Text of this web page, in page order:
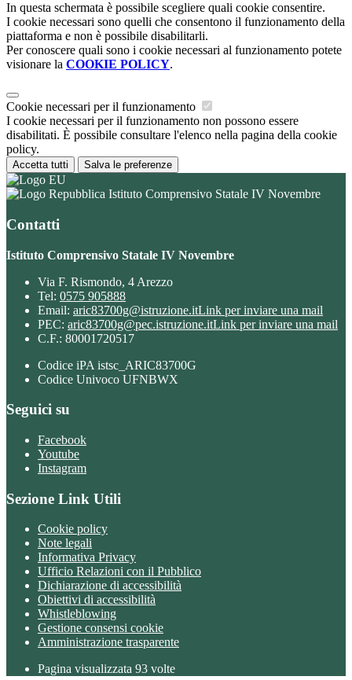
In questa schermata è possibile scegliere quali cookie consentire.
I cookie necessari sono quelli che consentono il funzionamento della
piattaforma e non è possibile disabilitarli.
Per conoscere quali sono i cookie necessari al funzionamento potete
visionare la COOKIE POLICY.
Cookie necessari per il funzionamento
I cookie necessari per il funzionamento non possono essere
disabilitati. È possibile consultare l'elenco nella pagina della cookie
policy.
Accetta tutti Salva le preferenze
Istituto Comprensivo Statale IV Novembre
Contatti
Istituto Comprensivo Statale IV Novembre
Via F. Rismondo, 4 Arezzo
Tel: 0575 905888
Email: aric83700g@istruzione.itLink per inviare una mail
PEC: aric83700g@pec.istruzione.itLink per inviare una mail
C.F.: 80001720517
Codice iPA istsc_ARIC83700G
Codice Univoco UFNBWX
Seguici su
Facebook
Youtube
Instagram
Sezione Link Utili
Cookie policy
Note legali
Informativa Privacy
Ufficio Relazioni con il Pubblico
Dichiarazione di accessibilità
Obiettivi di accessibilità
Whistleblowing
Gestione consensi cookie
Amministrazione trasparente
Pagina visualizzata 93 volte